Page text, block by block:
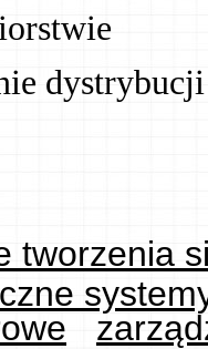
tworzenia